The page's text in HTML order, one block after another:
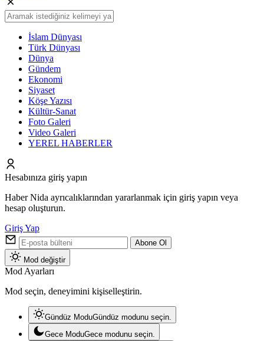
İslam Dünyası
Türk Dünyası
Dünya
Gündem
Ekonomi
Siyaset
Köşe Yazısı
Kültür-Sanat
Foto Galeri
Video Galeri
YEREL HABERLER
Hesabınıza giriş yapın
Haber Nida ayrıcalıklarından yararlanmak için giriş yapın veya
hesap oluşturun.
Giriş Yap
Abone Ol
Mod değiştir
Mod Ayarları
Mod seçin, deneyimini kişiselleştirin.
Gündüz ModuGündüz modunu seçin.
Gece ModuGece modunu seçin.